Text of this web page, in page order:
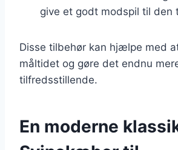
give et godt modspil til den
Disse tilbehør kan hjælpe med
måltidet og gøre det endnu
tilfredsstillende.
En moderne